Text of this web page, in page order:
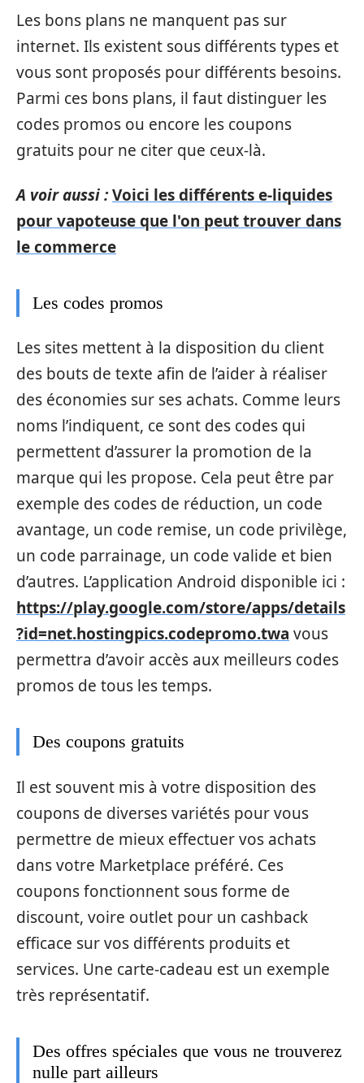
Les bons plans ne manquent pas sur
internet. Ils existent sous différents types et
vous sont proposés pour différents besoins.
Parmi ces bons plans, il faut distinguer les
codes promos ou encore les coupons
gratuits pour ne citer que ceux-là.
A voir aussi :Voici les différents e-liquides
pour vapoteuse que l'on peut trouver dans
le commerce
Les codes promos
Les sites mettent à la disposition du client
des bouts de texte afin de l’aider à réaliser
des économies sur ses achats. Comme leurs
noms l’indiquent, ce sont des codes qui
permettent d’assurer la promotion de la
marque qui les propose. Cela peut être par
exemple des codes de réduction, un code
avantage, un code remise, un code privilège,
un code parrainage, un code valide et bien
d’autres. L’application Android disponible ici :
https://play.google.com/store/apps/details
?id=net.hostingpics.codepromo.twa vous
permettra d’avoir accès aux meilleurs codes
promos de tous les temps.
Des coupons gratuits
Il est souvent mis à votre disposition des
coupons de diverses variétés pour vous
permettre de mieux effectuer vos achats
dans votre Marketplace préféré. Ces
coupons fonctionnent sous forme de
discount, voire outlet pour un cashback
efficace sur vos différents produits et
services. Une carte-cadeau est un exemple
très représentatif.
Des offres spéciales que vous ne trouverez
nulle part ailleurs